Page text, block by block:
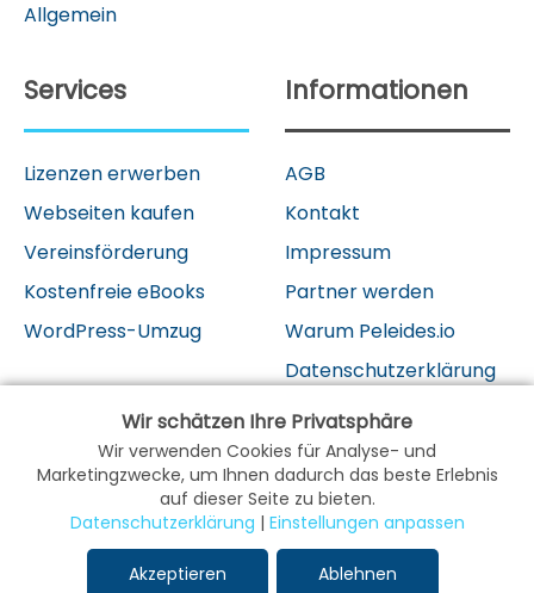
Allgemein
Services
Lizenzen erwerben
Webseiten kaufen
Vereinsförderung
Kostenfreie eBooks
WordPress-Umzug
Informationen
AGB
Kontakt
Impressum
Partner werden
Warum Peleides.io
Datenschutzerklärung
Peleides.io Deine Lösung fürWebseiten
Wir schätzen Ihre Privatsphäre
Wir verwenden Cookies für Analyse- und
Marketingzwecke, um Ihnen dadurch das beste Erlebnis
auf dieser Seite zu bieten.
Datenschutzerklärung | Einstellungen anpassen
Akzeptieren Ablehnen